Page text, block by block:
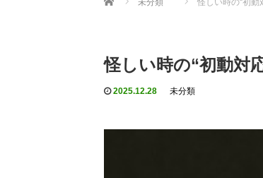
未分類 怪しい時の“初動
怪しい時の“初動対
2025.12.28 未分類